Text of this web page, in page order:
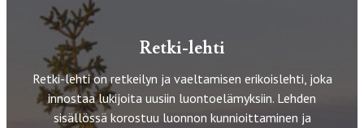
Retki-lehti
Retki-lehti on retkeilyn ja vaeltamisen erikoislehti, joka
innostaa lukijoita uusiin luontoelämyksiin. Lehden
sisällössä korostuu luonnon kunnioittaminen ja